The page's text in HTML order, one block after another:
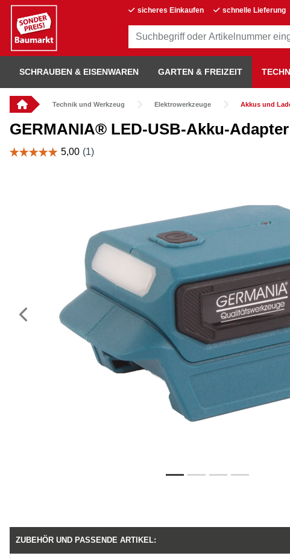
sicheres Einkaufen schnelle Lieferung
SCHRAUBEN & EISENWAREN GARTEN & FREIZEIT
Technik und Werkzeug Elektrowerkzeuge Akkus und
GERMANIA® LED-USB-Akku-
Vorheriges
ZUBEHÖR UND PASSENDE ARTIKEL: